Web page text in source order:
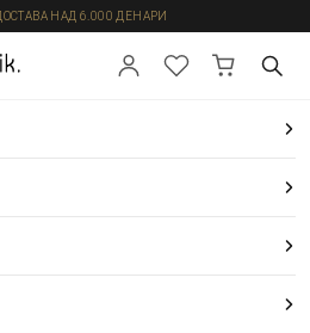
НАД 6.000 ДЕНАРИ